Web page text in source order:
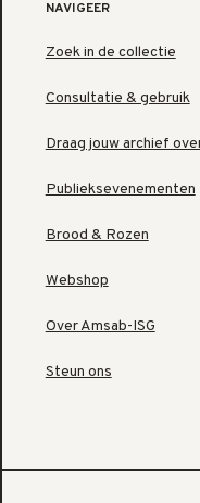
NAVIGEER
Zoek in de collectie
Consultatie & gebruik
Draag jouw archief
Publieksevenementen
Brood & Rozen
Webshop
Over Amsab-ISG
Steun ons